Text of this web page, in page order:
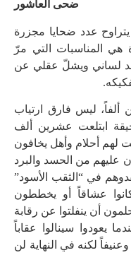
ضحى العاشور
عدد ضحايا مجزرة
كثيرة هي المناسبات التي مرّ
لساني ويشلّ عقلي عن
ألفاً، ليس فارق ارتياب
ابتلعت عشرين ألف
لهم أحلام وأهل يخافون
عليهم من الحسد والبرد
في “الثقب الأسود”
عشاقاً أو يخططون
أن ينفلتوا عن رقابة
يعودوا سينالوا عقاباً
لكنه في النهاية لن